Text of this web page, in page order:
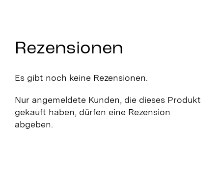
Rezensionen
Es gibt noch keine Rezensionen.
Nur angemeldete Kunden, die dieses Produkt
gekauft haben, dürfen eine Rezension
abgeben.